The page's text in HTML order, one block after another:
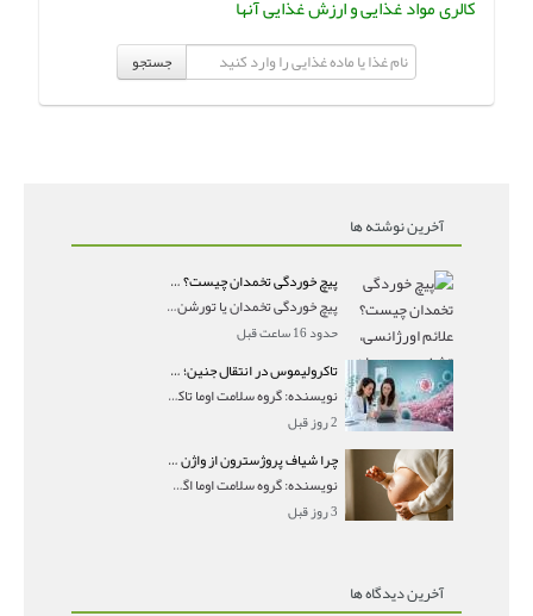
کالری مواد غذایی و ارزش غذایی آنها
جستجو
آخرین نوشته ها
پیچ خوردگی تخمدان چیست؟ علائم اورژانسی، تشخیص و درمان تورشن تخمدان
پیچ خوردگی تخمدان یا تورشن تخمدان زمانی رخ می‌ده
حدود 16 ساعت قبل
تاکرولیموس در انتقال جنین؛ آیا شانس لانه‌گزینی را افزایش می‌دهد؟
نویسنده: گروه سلامت اوما تاکرولیموس در انتقال جنین
2 روز قبل
چرا شیاف پروژسترون از واژن بیرون می‌ریزد؟ میزان جذب و زمان صحیح مصرف
نویسنده: گروه سلامت اوما اگر بعد از گذاشتن شیاف پر
3 روز قبل
آخرین دیدگاه ها